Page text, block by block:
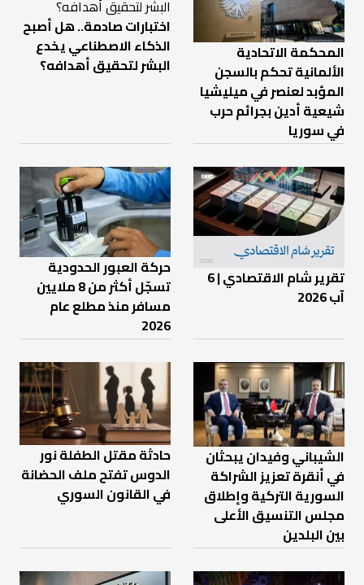
المحكمة الاتحادية
الألمانية تحكم بالسجن
المؤبد لعنصر في ميليشيا
شيعية أدين بجرائم حرب
في سوريا
اختبارات صادمة.. هل أصبح
الذكاء الاصطناعي يخدع
البشر لتحقيق أهدافه؟
تقرير شام الاقتصادي | 6
آب 2026
حركة العبور الحدودية
تسجّل أكثر من 8 ملايين
مسافر منذ مطلع عام
2026
الشيباني وفيدان يبحثان
في أنقرة تعزيز الشراكة
السورية التركية وإطلاق
مجلس التنسيق الأعلى
بين البلدين
حادثة مقتل الطفلة نور
الدوس تفتح ملف الحضانة
في القانون السوري